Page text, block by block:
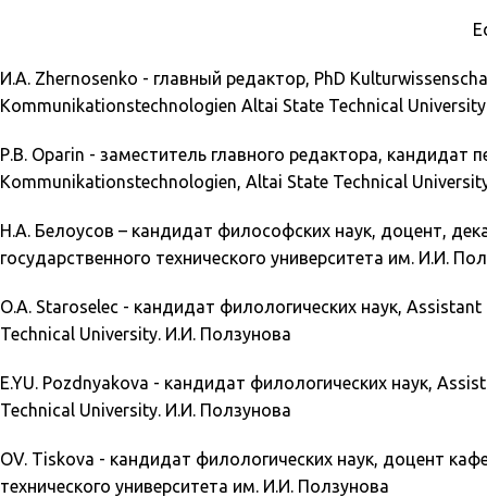
И.А. Zhernosenko - главный редактор, PhD
Kommunikationstechnologien Altai State Technical
Р.В. Oparin - заместитель главного редактора, кандидат
Kommunikationstechnologien, Altai State Technical
Н.А. Белоусов – кандидат философских наук, доцент,
государственного технического университета им. И.И.
О.А. Staroselec - кандидат филологических наук,
Technical University. И.И. Ползунова
E.YU. Pozdnyakova - кандидат филологических наук,
Technical University. И.И. Ползунова
OV. Tiskova - кандидат филологических наук, доцент
технического университета им. И.И. Ползунова